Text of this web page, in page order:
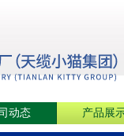
动态 产品展